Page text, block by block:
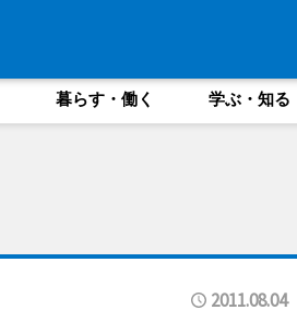
暮らす・働く 学ぶ・知る
2011.08.04